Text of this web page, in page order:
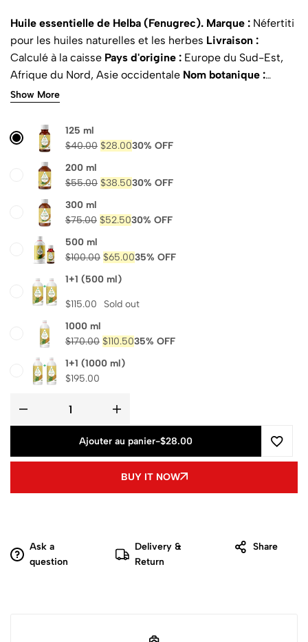
Huile essentielle de Helba (Fenugrec). Marque : Néfertiti
pour les huiles naturelles et les herbes Livraison :
Calculé à la caisse Pays d'origine : Europe du Sud-Est,
Afrique du Nord, Asie occidentale Nom botanique :
Trigonella foenum-graecum.
hydrolyséeNoms communs :
Bockshornklee, graines de foin grecques, corne de
chèvre, Methi, Ožkaragė, etc.
Méthode d'extraction :distillation à la vapeur
liquideNaturel :ouiPureté :
Show More
125 ml
$40.00 $28.0030% OFF
200 ml
$55.00 $38.5030% OFF
300 ml
$75.00 $52.5030% OFF
500 ml
$100.00 $65.0035% OFF
1+1 (500 ml)
$115.00
Sold out
1000 ml
$170.00 $110.5035% OFF
1+1 (1000 ml)
$195.00
Ajouter au panier-$28.00
BUY IT NOW
Ask a
question
Delivery &
Return
Share